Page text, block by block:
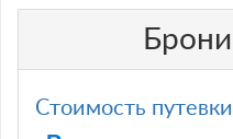
Стоимость